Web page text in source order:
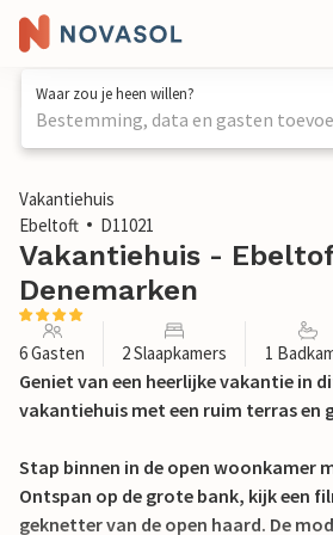
Waar zou je heen willen?
Bestemming, data en gasten
1 / 18
Vakantiehuis
Ebeltoft
D11021
Vakantiehuis -
Denemarken
6 Gasten 2 Slaapkamers 1
Geniet van een heerlijke vakantie in
vakantiehuis met een ruim terras en
Stap binnen in de open woonkamer
Ontspan op de grote bank, kijk een
geknetter van de open haard. De